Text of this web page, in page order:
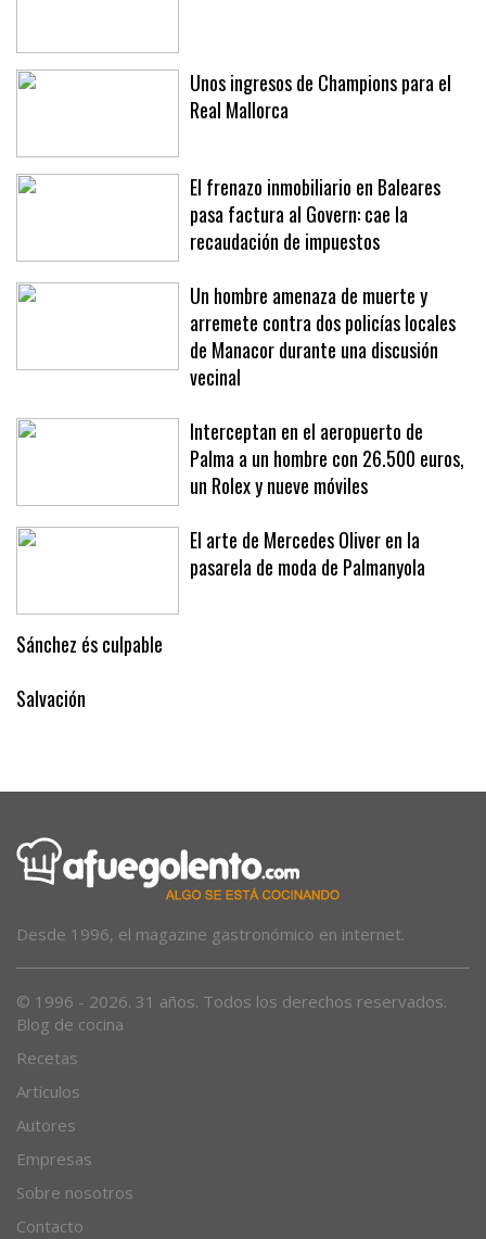
Unos ingresos de Champions para el
Real Mallorca
El frenazo inmobiliario en Baleares
pasa factura al Govern: cae la
recaudación de impuestos
Un hombre amenaza de muerte y
arremete contra dos policías locales
de Manacor durante una discusión
vecinal
Interceptan en el aeropuerto de
Palma a un hombre con 26.500 euros,
un Rolex y nueve móviles
El arte de Mercedes Oliver en la
pasarela de moda de Palmanyola
Sánchez és culpable
Salvación
Desde 1996, el magazine gastronómico en internet.
© 1996 - 2026. 31 años. Todos los derechos reservados.
Blog de cocina
Recetas
Artículos
Autores
Empresas
Sobre nosotros
Contacto